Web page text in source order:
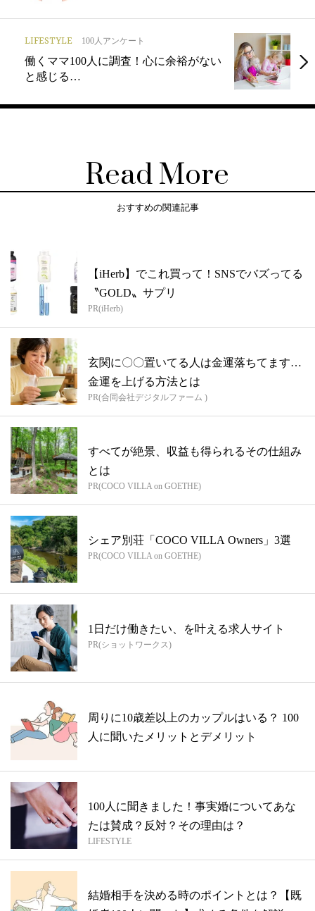
LIFESTYLE 100人アンケート
働くママ100人に調査！心に余裕がない
と感じる…
Read More
おすすめの関連記事
【iHerb】でこれ買って！SNSでバズってる
〝GOLD〟サプリ
PR(iHerb)
玄関に〇〇置いてる人は金運落ちてます…
金運を上げる方法とは
PR(合同会社デジタルファーム )
すべてが絶景、収益も得られるその仕組み
とは
PR(COCO VILLA on GOETHE)
シェア別荘「COCO VILLA Owners」3選
PR(COCO VILLA on GOETHE)
1日だけ働きたい、を叶える求人サイト
PR(ショットワークス)
周りに10歳差以上のカップルはいる？ 100
人に聞いたメリットとデメリット
100人に聞きました！事実婚についてあな
たは賛成？反対？その理由は？
LIFESTYLE
結婚相手を決める時のポイントとは？【既